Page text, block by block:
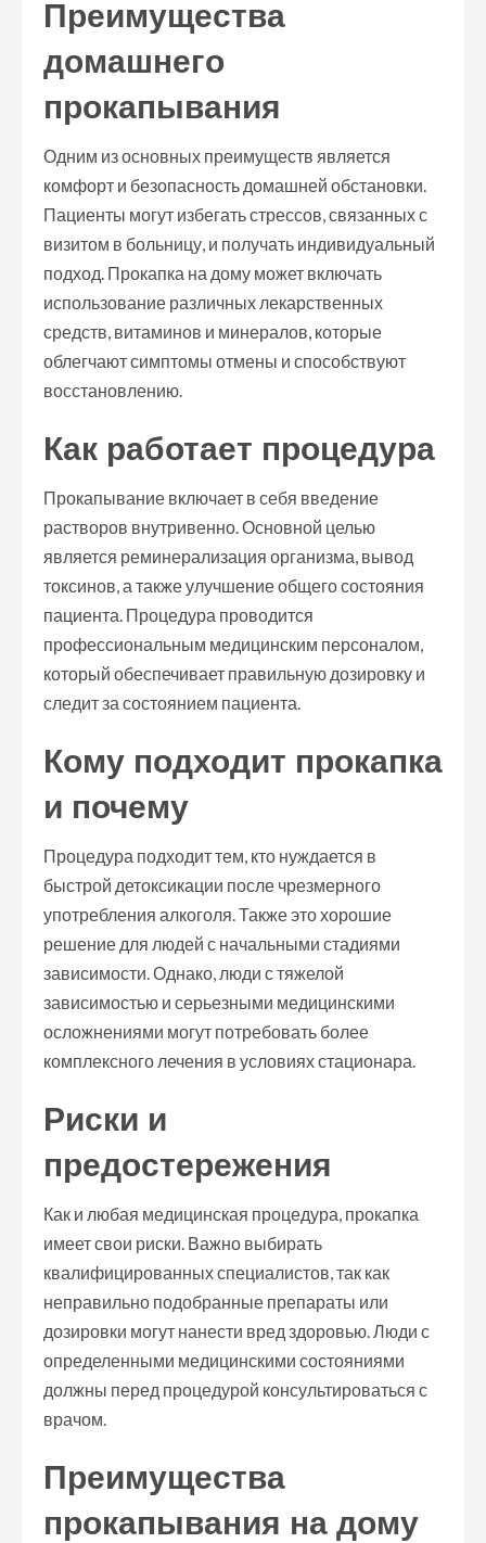
Преимущества
домашнего
прокапывания
Одним из основных преимуществ является
комфорт и безопасность домашней обстановки.
Пациенты могут избегать стрессов, связанных с
визитом в больницу, и получать индивидуальный
подход. Прокапка на дому может включать
использование различных лекарственных
средств, витаминов и минералов, которые
облегчают симптомы отмены и способствуют
восстановлению.
Как работает процедура
Прокапывание включает в себя введение
растворов внутривенно. Основной целью
является реминерализация организма, вывод
токсинов, а также улучшение общего состояния
пациента. Процедура проводится
профессиональным медицинским персоналом,
который обеспечивает правильную дозировку и
следит за состоянием пациента.
Кому подходит прокапка
и почему
Процедура подходит тем, кто нуждается в
быстрой детоксикации после чрезмерного
употребления алкоголя. Также это хорошие
решение для людей с начальными стадиями
зависимости. Однако, люди с тяжелой
зависимостью и серьезными медицинскими
осложнениями могут потребовать более
комплексного лечения в условиях стационара.
Риски и
предостережения
Как и любая медицинская процедура, прокапка
имеет свои риски. Важно выбирать
квалифицированных специалистов, так как
неправильно подобранные препараты или
дозировки могут нанести вред здоровью. Люди с
определенными медицинскими состояниями
должны перед процедурой консультироваться с
врачом.
Преимущества
прокапывания на дому